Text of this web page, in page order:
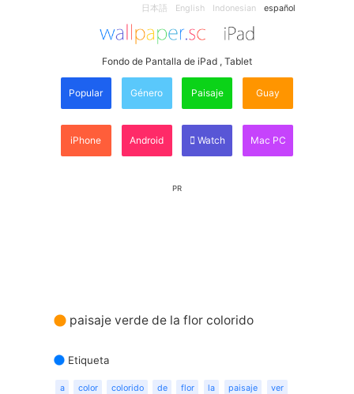
日本語 English Indonesian español
Fondo de Pantalla de iPad , Tablet
Popular Género Paisaje Guay
iPhone Android Watch Mac PC
PR
paisaje verde de la flor colorido
Etiqueta
a color colorido de flor la paisaje ver